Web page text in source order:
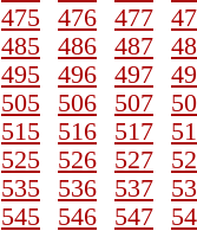
475 476 477
485 486 487
495 496 497
505 506 507
515 516 517
525 526 527
535 536 537
545 546 547